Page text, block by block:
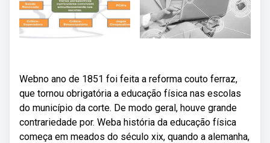
Webno ano de 1851 foi feita a reforma couto ferraz,
que tornou obrigatória a educação física nas escolas
do município da corte. De modo geral, houve grande
contrariedade por. Weba história da educação física
começa em meados do século xix, quando a alemanha,